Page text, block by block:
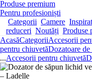
Produse premium
Pentru profesioniști
Categorii Camere
reduceri Noutăți Produse
AcasăCategoriiAccesorii
pentru chiuvetăDozatoare
...Accesorii pentru chiuvetă